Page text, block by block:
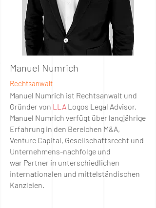
Manuel Numrich
Rechtsanwalt
Manuel Numrich ist Rechtsanwalt und
Gründer von LLA Logos Legal Advisor.
Manuel Numrich verfügt über langjährige
Erfahrung in den Bereichen M&A,
Venture Capital, Gesellschaftsrecht und
Unternehmens-nachfolge und
war Partner in unterschiedlichen
internationalen und mittelständischen
Kanzleien.